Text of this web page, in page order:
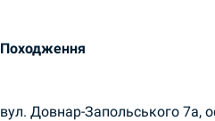
Походження
вул. Довнар-Запольського 7а,